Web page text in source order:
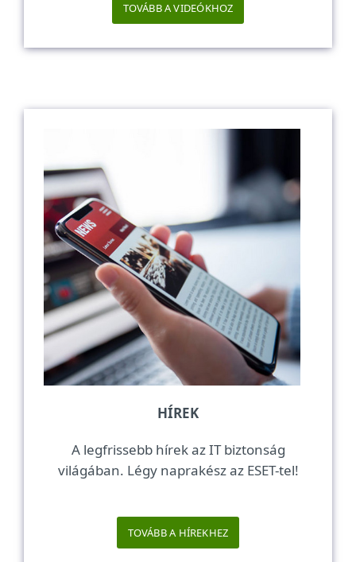
TOVÁBB A VIDEÓKHOZ
HÍREK
A legfrissebb hírek az IT biztonság
világában. Légy naprakész az ESET-tel!
TOVÁBB A HÍREKHEZ